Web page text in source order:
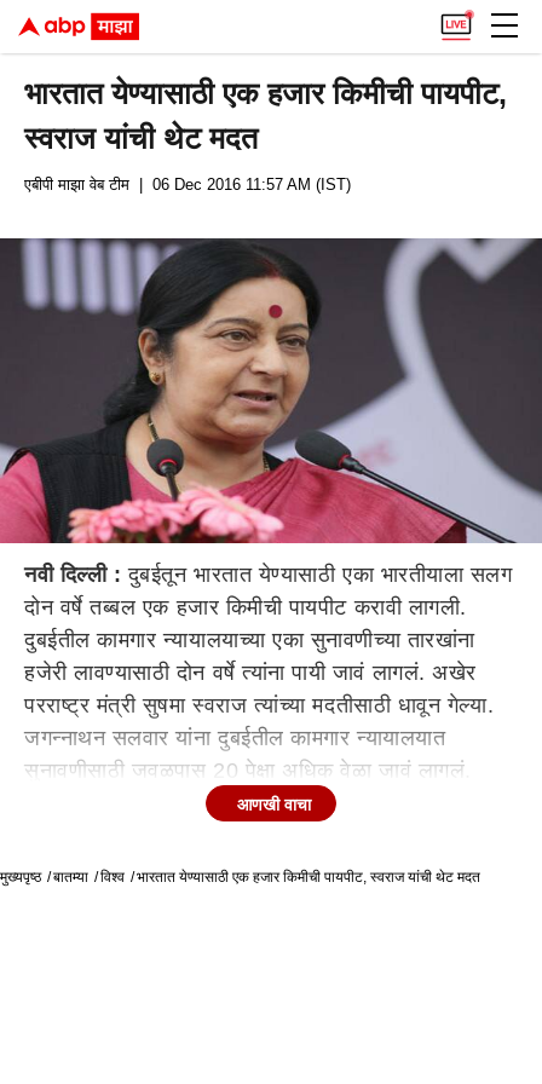
भारतात येण्यासाठी एक हजार किमीची पायपीट,
स्वराज यांची थेट मदत
एबीपी माझा वेब टीम | 06 Dec 2016 11:57 AM (IST)
नवी दिल्ली : दुबईतून भारतात येण्यासाठी एका भारतीयाला सलग
दोन वर्षे तब्बल एक हजार किमीची पायपीट करावी लागली.
दुबईतील कामगार न्यायालयाच्या एका सुनावणीच्या तारखांना
हजेरी लावण्यासाठी दोन वर्षे त्यांना पायी जावं लागलं. अखेर
परराष्ट्र मंत्री सुषमा स्वराज त्यांच्या मदतीसाठी धावून गेल्या.
जगन्नाथन सलवार यांना दुबईतील कामगार न्यायालयात
सुनावणीसाठी जवळपास 20 पेक्षा अधिक वेळा जावं लागलं.
त्यांच्या राहण्याच्या ठिकाणापासून कोर्टाचं अंतर 50 किमी होतं.
करावी लागली. जगन्नाथन यांनी 'खलीज टाईम्स' या वृत्तपत्राला
आणखी वाचा
मुख्यपृष्ठ बातम्या विश्व भारतात येण्यासाठी एक हजार किमीची पायपीट, स्वराज यांची थेट मदत